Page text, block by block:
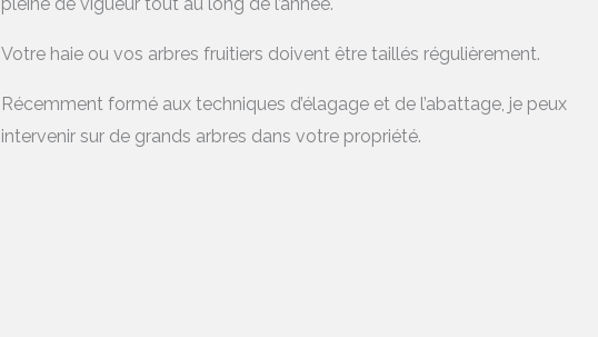
Votre haie ou vos arbres fruitiers doivent être taillés régulièrement.
Récemment formé aux techniques d’élagage et de l’abattage, je peux
intervenir sur de grands arbres dans votre propriété.